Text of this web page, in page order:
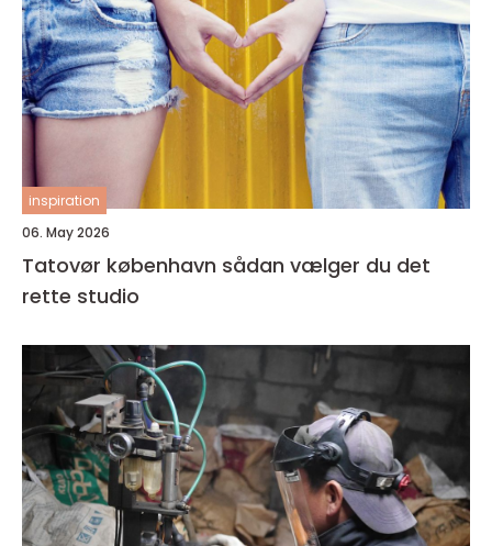
inspiration
06. May 2026
Tatovør københavn sådan vælger du det
rette studio